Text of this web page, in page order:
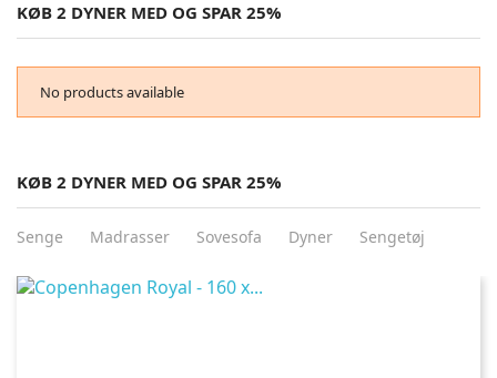
KØB 2 DYNER MED OG SPAR 25%
No products available
KØB 2 DYNER MED OG SPAR 25%
Senge Madrasser Sovesofa Dyner Sengetøj